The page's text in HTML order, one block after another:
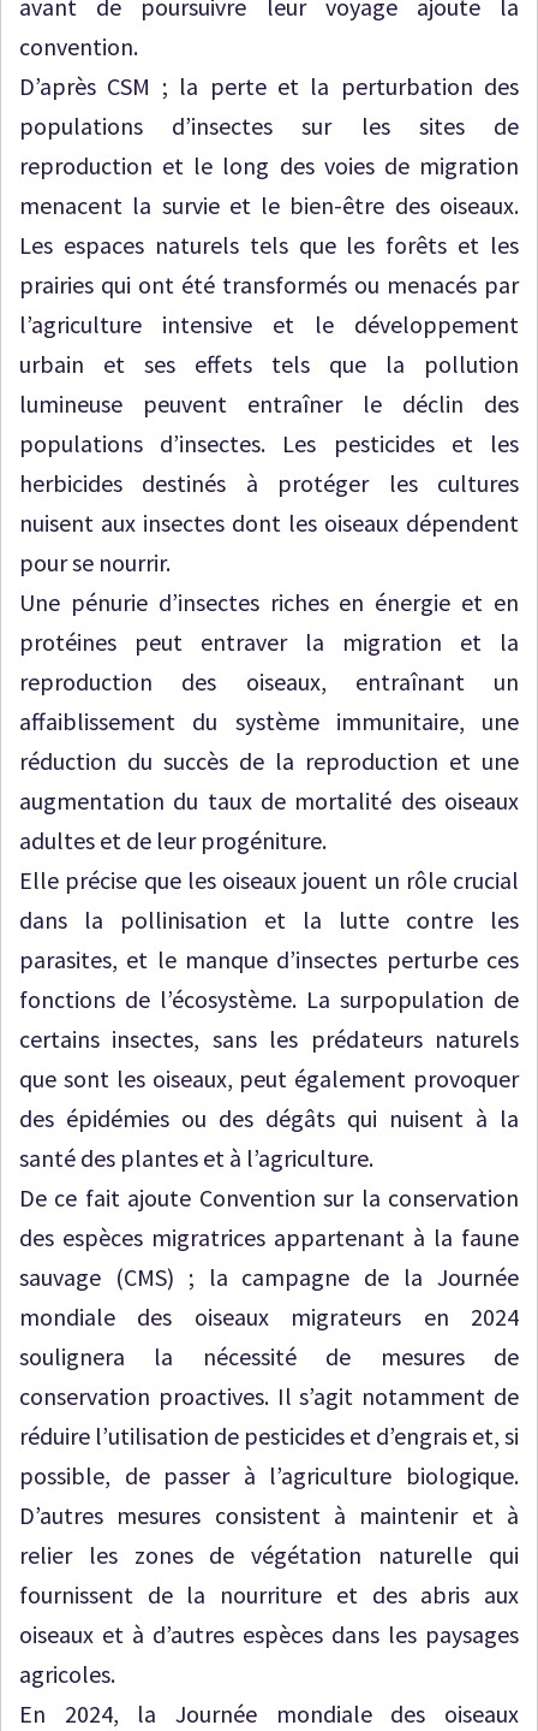
avant de poursuivre leur voyage ajoute la
convention.
D’après CSM ; la perte et la perturbation des
populations d’insectes sur les sites de
reproduction et le long des voies de migration
menacent la survie et le bien-être des oiseaux.
Les espaces naturels tels que les forêts et les
prairies qui ont été transformés ou menacés par
l’agriculture intensive et le développement
urbain et ses effets tels que la pollution
lumineuse peuvent entraîner le déclin des
populations d’insectes. Les pesticides et les
herbicides destinés à protéger les cultures
nuisent aux insectes dont les oiseaux dépendent
pour se nourrir.
Une pénurie d’insectes riches en énergie et en
protéines peut entraver la migration et la
reproduction des oiseaux, entraînant un
affaiblissement du système immunitaire, une
réduction du succès de la reproduction et une
augmentation du taux de mortalité des oiseaux
adultes et de leur progéniture.
Elle précise que les oiseaux jouent un rôle crucial
dans la pollinisation et la lutte contre les
parasites, et le manque d’insectes perturbe ces
fonctions de l’écosystème. La surpopulation de
certains insectes, sans les prédateurs naturels
que sont les oiseaux, peut également provoquer
des épidémies ou des dégâts qui nuisent à la
santé des plantes et à l’agriculture.
De ce fait ajoute Convention sur la conservation
des espèces migratrices appartenant à la faune
sauvage (CMS) ; la campagne de la Journée
mondiale des oiseaux migrateurs en 2024
soulignera la nécessité de mesures de
conservation proactives. Il s’agit notamment de
réduire l’utilisation de pesticides et d’engrais et, si
possible, de passer à l’agriculture biologique.
D’autres mesures consistent à maintenir et à
relier les zones de végétation naturelle qui
fournissent de la nourriture et des abris aux
oiseaux et à d’autres espèces dans les paysages
agricoles.
En 2024, la Journée mondiale des oiseaux